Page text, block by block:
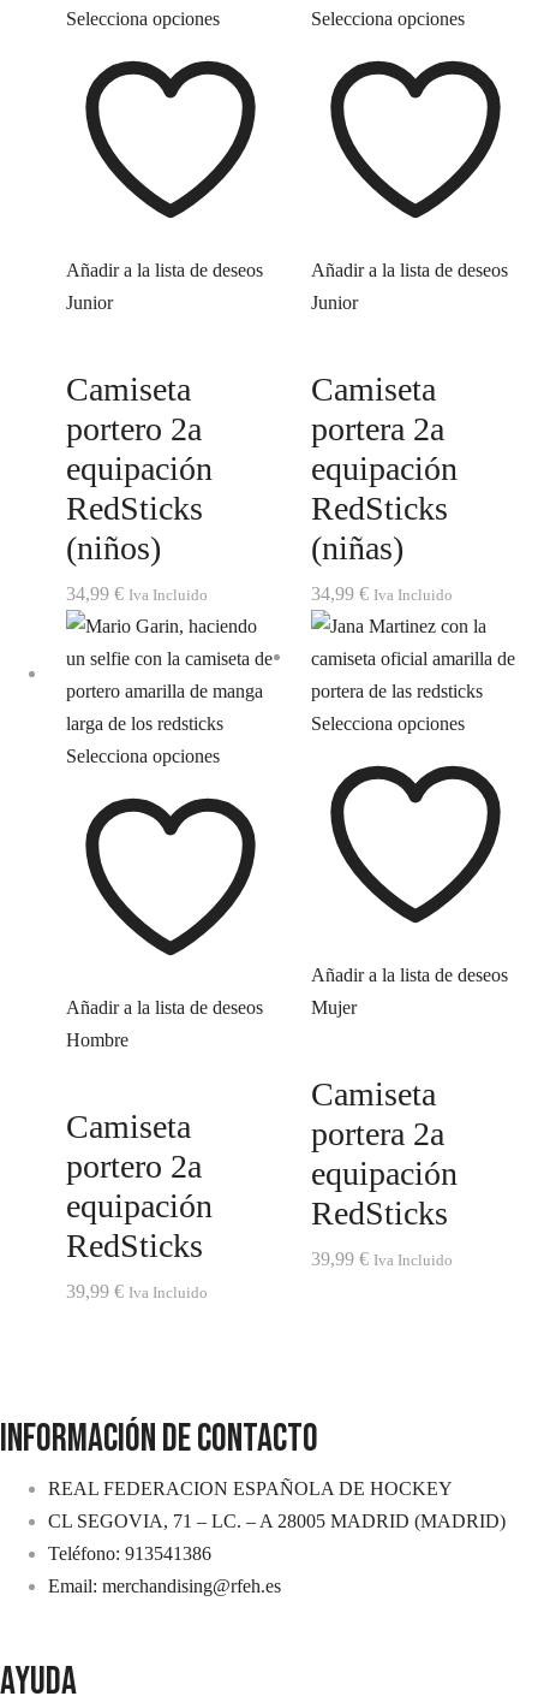
Selecciona opciones
Añadir a la lista de deseos
Junior
Camiseta
portero 2a
equipación
RedSticks
(niños)
34,99 € Iva Incluido
Selecciona opciones
Añadir a la lista de deseos
Junior
Camiseta
portera 2a
equipación
RedSticks
(niñas)
34,99 € Iva Incluido
Selecciona opciones
Añadir a la lista de deseos
Hombre
Camiseta
portero 2a
equipación
RedSticks
39,99 € Iva Incluido
Selecciona opciones
Añadir a la lista de deseos
Mujer
Camiseta
portera 2a
equipación
RedSticks
39,99 € Iva Incluido
INFORMACIÓN DE CONTACTO
REAL FEDERACION ESPAÑOLA DE HOCKEY
CL SEGOVIA, 71 – LC. – A 28005 MADRID (MADRID)
Teléfono: 913541386
Email: merchandising@rfeh.es
AYUDA